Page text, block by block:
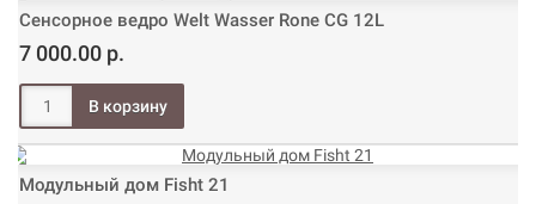
Сенсорное ведро Welt Wasser Rone CG 12L
7 000.00 р.
Модульный дом Fisht 21